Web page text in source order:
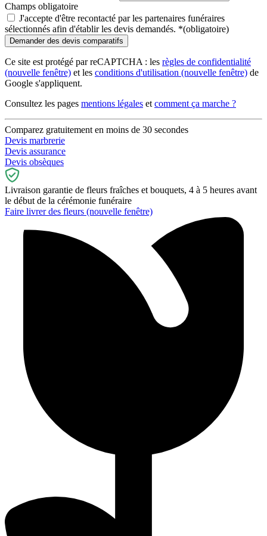
Champs obligatoire
J'accepte d'être recontacté par les partenaires funéraires
sélectionnés afin d'établir les devis demandés. *(obligatoire)
Ce site est protégé par reCAPTCHA : les règles de confidentialité
(nouvelle fenêtre) et les conditions d'utilisation (nouvelle fenêtre) de
Google s'appliquent.
Consultez les pages mentions légales et comment ça marche ?
Comparez gratuitement en moins de 30 secondes
Devis marbrerie
Devis assurance
Devis obsèques
Livraison garantie de fleurs fraîches et bouquets, 4 à 5 heures avant
le début de la cérémonie funéraire
Faire livrer des fleurs (nouvelle fenêtre)